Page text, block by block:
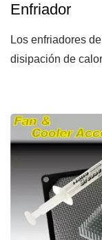
Enfriador
Los enfriadores
disipación de